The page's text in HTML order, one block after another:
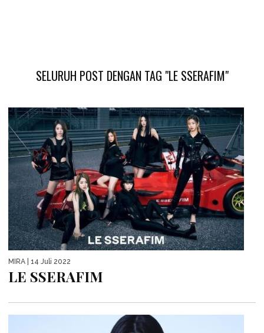
SELURUH POST DENGAN TAG "LE SSERAFIM"
MIRA | 14 Juli 2022
LE SSERAFIM